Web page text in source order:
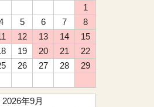
1
5 6 7
8
12 13 14
15
19 20 21
22
26 27 28
29
2026年9月